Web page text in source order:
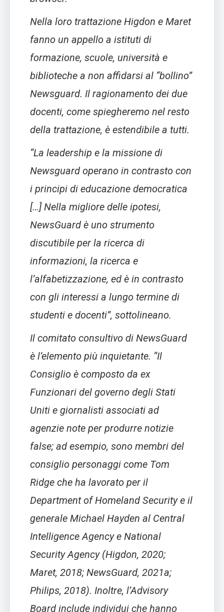
Nella loro trattazione Higdon e Maret
fanno un appello a istituti di
formazione, scuole, università e
biblioteche a non affidarsi al “bollino”
Newsguard. Il ragionamento dei due
docenti, come spiegheremo nel resto
della trattazione, è estendibile a tutti.
“La leadership e la missione di
Newsguard operano in contrasto con
i principi di educazione democratica
[…] Nella migliore delle ipotesi,
NewsGuard è uno strumento
discutibile per la ricerca di
informazioni, la ricerca e
l’alfabetizzazione, ed è in contrasto
con gli interessi a lungo termine di
studenti e docenti”, sottolineano.
Il comitato consultivo di NewsGuard
è l’elemento più inquietante. “Il
Consiglio è composto da ex
Funzionari del governo degli Stati
Uniti e giornalisti associati ad
agenzie note per produrre notizie
false; ad esempio, sono membri del
consiglio personaggi come Tom
Ridge che ha lavorato per il
Department of Homeland Security e il
generale Michael Hayden al Central
Intelligence Agency e National
Security Agency (Higdon, 2020;
Maret, 2018; NewsGuard, 2021a;
Philips, 2018). Inoltre, l’Advisory
Board include individui che hanno